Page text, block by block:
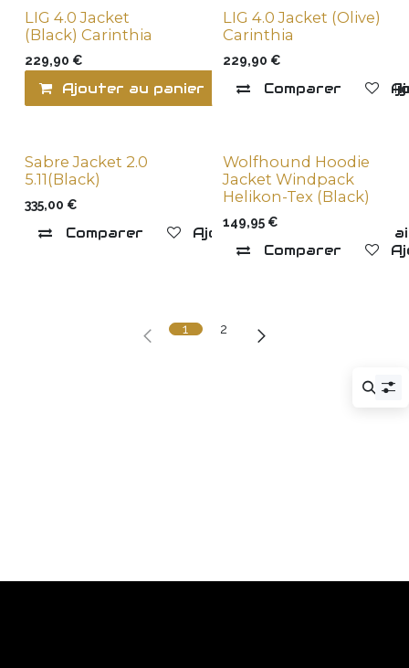
LIG 4.0 Jacket
(Black) Carinthia
229,90 €
Ajouter au panier Comparer
LIG 4.0 Jacket (Olive)
Carinthia
229,90 €
Comparer
Sabre Jacket 2.0
5.11(Black)
335,00 €
Comparer Ajouter à la liste de
Wolfhound Hoodie
Jacket Windpack
Helikon-Tex (Black)
149,95€
Comparer
1 2